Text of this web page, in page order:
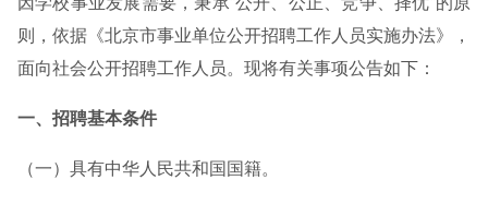
则，依据《北京市事业单位公开招聘工作人员实施办法》，
面向社会公开招聘工作人员。现将有关事项公告如下：
一、招聘基本条件
（一）具有中华人民共和国国籍。